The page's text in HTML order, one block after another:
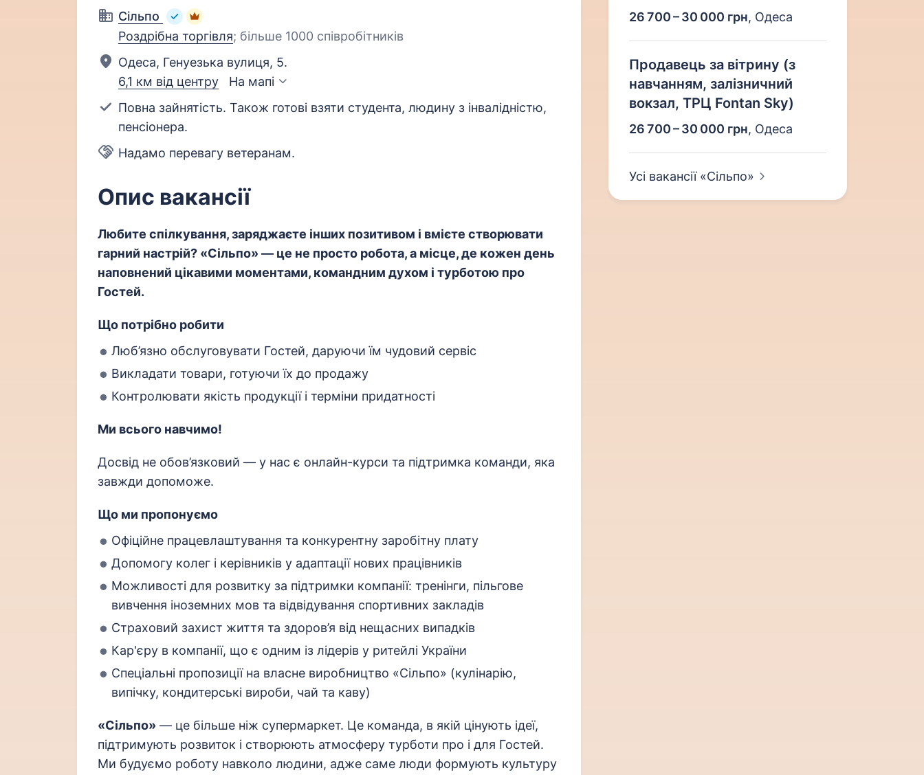
Сільпо
Роздрібна торгівля; більше 1000 співробітників
Одеса, Генуезька вулиця, 5.
6,1 км від центру
На мапі
Повна зайнятість. Також готові взяти студента, людину з інвалідністю,
пенсіонера.
Надамо перевагу ветеранам.
Опис вакансії
Любите спілкування, заряджаєте інших позитивом і вмієте створювати
гарний настрій? «Сільпо» — це не просто робота, а місце, де кожен день
наповнений цікавими моментами, командним духом і турботою про
Гостей.
Що потрібно робити
Люб’язно обслуговувати Гостей, даруючи їм чудовий сервіс
Викладати товари, готуючи їх до продажу
Контролювати якість продукції і терміни придатності
Ми всього навчимо!
Досвід не обов’язковий — у нас є онлайн-курси та підтримка команди, яка
завжди допоможе.
Що ми пропонуємо
Офіційне працевлаштування та конкурентну заробітну плату
Допомогу колег і керівників у адаптації нових працівників
Можливості для розвитку за підтримки компанії: тренінги, пільгове
вивчення іноземних мов та відвідування спортивних закладів
Страховий захист життя та здоров’я від нещасних випадків
Кар'єру в компанії, що є одним із лідерів у ритейлі України
Спеціальні пропозиції на власне виробництво «Сільпо» (кулінарію,
випічку, кондитерські вироби, чай та каву)
«Сільпо» — це більше ніж супермаркет. Це команда, в якій цінують ідеї,
підтримують розвиток і створюють атмосферу турботи про і для Гостей.
Ми будуємо роботу навколо людини, адже саме люди формують культуру
26 700 – 30 000 грн, Одеса
Продавець за вітрину (з
навчанням, залізничний
вокзал, ТРЦ Fontan Sky)
26 700 – 30 000 грн, Одеса
Усі вакансії «Сільпо»